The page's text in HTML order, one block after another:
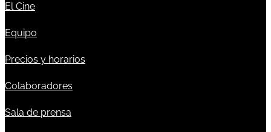
El Cine
Equipo
Precios y horarios
Colaboradores
Sala de prensa